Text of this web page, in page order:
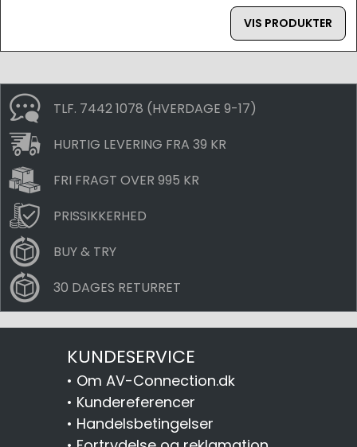
VIS PRODUKTER
TLF. 7442 1078 (HVERDAGE 9-17)
HURTIG LEVERING FRA 39 KR
FRI FRAGT OVER 995 KR
PRISSIKKERHED
BUY & TRY
30 DAGES RETURRET
KUNDESERVICE
• Om AV-Connection.dk
• Kundereferencer
• Handelsbetingelser